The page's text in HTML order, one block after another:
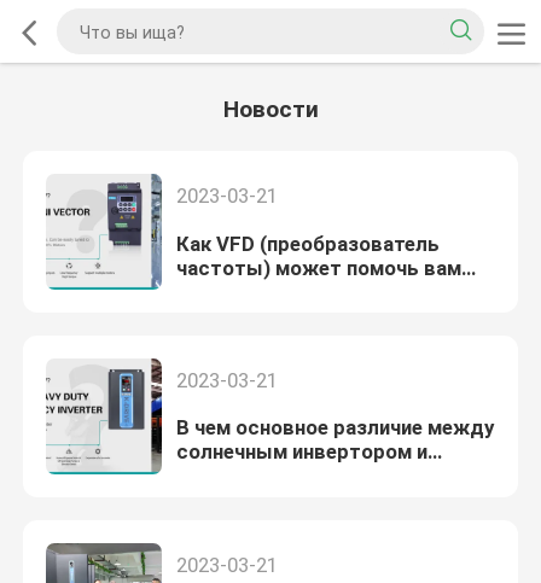
Новости
2023-03-21
Как VFD (преобразователь
частоты) может помочь вам
2023-03-21
В чем основное различие между
солнечным инвертором и
2023-03-21